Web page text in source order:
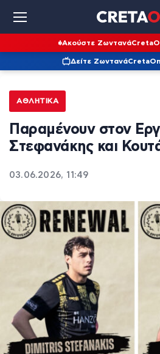
Ακούστε Ζωντανά
Δείτε Ζωντανά
ΑΘΛΗΤΙΚΆ
Παραμένουν στον
Στεφανάκης και
03.06.2026, 11:49